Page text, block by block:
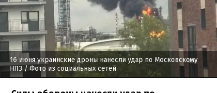
16 июня украинские дроны нанесли удар по Московскому
НПЗ / Фото из социальных сетей